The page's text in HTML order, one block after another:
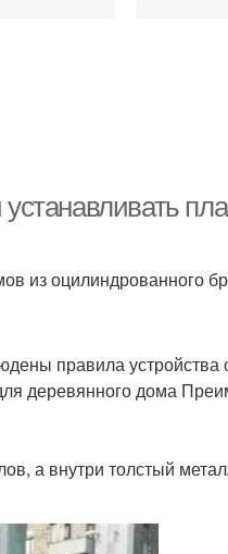
из оцилиндрованного
правила устройства
деревянного дома
а внутри толстый